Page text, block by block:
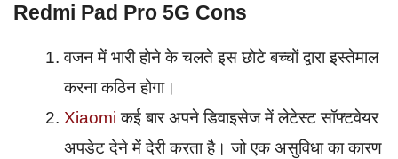
Redmi Pad Pro 5G Cons
वजन में भारी होने के चलते इस छोटे बच्चों द्वारा इस्तेमाल
करना कठिन होगा।
Xiaomiकई बार अपने डिवाइसेज में लेटेस्ट सॉफ्टवेयर
अपडेट देने में देरी करता है। जो एक असुविधा का कारण